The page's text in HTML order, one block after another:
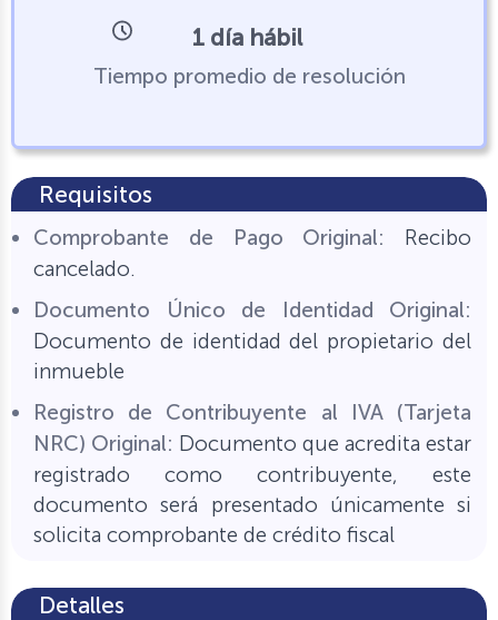
1 día hábil
Tiempo promedio de resolución
Requisitos
Comprobante de Pago Original: Recibo
cancelado.
Documento Único de Identidad Original:
Documento de identidad del propietario del
inmueble
Registro de Contribuyente al IVA (Tarjeta
NRC) Original: Documento que acredita estar
registrado como contribuyente, este
documento será presentado únicamente si
solicita comprobante de crédito fiscal
Detalles